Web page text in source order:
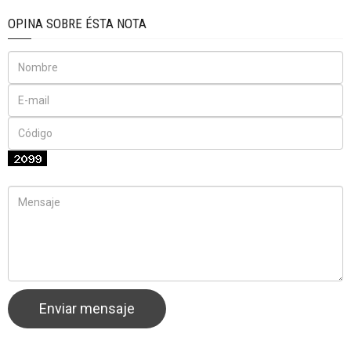
OPINA SOBRE ÉSTA NOTA